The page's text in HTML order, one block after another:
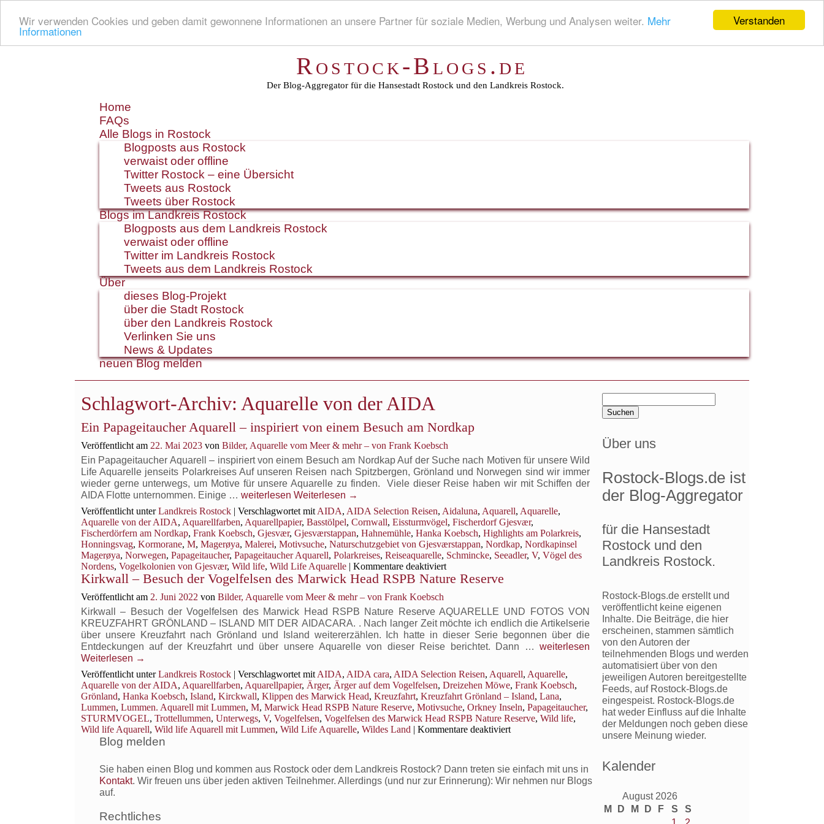
Verstanden
Wir verwenden Cookies und geben damit gewonnene Informationen an unsere Partner für soziale Medien, Werbung und Analysen weiter. Mehr
Informationen
Rostock-Blogs.de
Der Blog-Aggregator für die Hansestadt Rostock und den Landkreis Rostock.
Inhalt
springen
Home
FAQs
Alle Blogs in Rostock
Blogposts aus Rostock
verwaist oder offline
Twitter Rostock – eine Übersicht
Tweets aus Rostock
Tweets über Rostock
Blogs im Landkreis Rostock
Blogposts aus dem Landkreis Rostock
verwaist oder offline
Twitter im Landkreis Rostock
Tweets aus dem Landkreis Rostock
Über
dieses Blog-Projekt
über die Stadt Rostock
über den Landkreis Rostock
Verlinken Sie uns
News & Updates
neuen Blog melden
Schlagwort-Archiv: Aquarelle von der AIDA
Ein Papageitaucher Aquarell – inspiriert von einem Besuch am Nordkap
Veröffentlicht am 22. Mai 2023 von Bilder, Aquarelle vom Meer & mehr – von Frank Koebsch
Ein Papageitaucher Aquarell – inspiriert von einem Besuch am Nordkap Auf der Suche nach Motiven für unsere Wild
Life Aquarelle jenseits Polarkreises Auf unseren Reisen nach Spitzbergen, Grönland und Norwegen sind wir immer
wieder gerne unterwegs, um Motive für unsere Aquarelle zu finden. Viele dieser Reise haben wir mit Schiffen der
AIDA Flotte unternommen. Einige … Ein
Papageitaucher
Aquarell
–
inspiriert
von
einem
Besuch
weiterlesen Weiterlesen →
Veröffentlicht unter Landkreis Rostock | Verschlagwortet mit AIDA, AIDA Selection Reisen, Aidaluna, Aquarell, Aquarelle,
Aquarelle von der AIDA, Aquarellfarben, Aquarellpapier, Basstölpel, Cornwall, Eissturmvögel, Fischerdorf Gjesvær,
Fischerdörfern am Nordkap, Frank Koebsch, Gjesvær, Gjesværstappan, Hahnemühle, Hanka Koebsch, Highlights am Polarkreis,
Honningsvag, Kormorane, M, Magerøya, Malerei, Motivsuche, Naturschutzgebiet von Gjesværstappan, Nordkap, Nordkapinsel
Magerøya, Norwegen, Papageitaucher, Papageitaucher Aquarell, Polarkreises, Reiseaquarelle, Schmincke, Seeadler, V, Vögel des
Nordens, Vogelkolonien von Gjesvær, Wild life, Wild Life Aquarelle | Kommentare deaktiviertfür
Ein
–
inspiriert
von
einem
Nordkap
Kirkwall – Besuch der Vogelfelsen des Marwick Head RSPB Nature Reserve
Veröffentlicht am 2. Juni 2022 von Bilder, Aquarelle vom Meer & mehr – von Frank Koebsch
Kirkwall – Besuch der Vogelfelsen des Marwick Head RSPB Nature Reserve AQUARELLE UND FOTOS VON
KREUZFAHRT GRÖNLAND – ISLAND MIT DER AIDACARA. . Nach langer Zeit möchte ich endlich die Artikelserie
über unsere Kreuzfahrt nach Grönland und Island weitererzählen. Ich hatte in dieser Serie begonnen über die
Entdeckungen auf der Kreuzfahrt und über unsere Aquarelle von dieser Reise berichtet. Dann … Kirkwall
Besuch
der
Vogelfelsen
des
Marwick
weiterlesen
Weiterlesen →
Veröffentlicht unter Landkreis Rostock | Verschlagwortet mit AIDA, AIDA cara, AIDA Selection Reisen, Aquarell, Aquarelle,
Aquarelle von der AIDA, Aquarellfarben, Aquarellpapier, Ärger, Ärger auf dem Vogelfelsen, Dreizehen Möwe, Frank Koebsch,
Grönland, Hanka Koebsch, Island, Kirckwall, Klippen des Marwick Head, Kreuzfahrt, Kreuzfahrt Grönland – Island, Lana,
Lummen, Lummen. Aquarell mit Lummen, M, Marwick Head RSPB Nature Reserve, Motivsuche, Orkney Inseln, Papageitaucher,
STURMVOGEL, Trottellummen, Unterwegs, V, Vogelfelsen, Vogelfelsen des Marwick Head RSPB Nature Reserve, Wild life,
Wild life Aquarell, Wild life Aquarell mit Lummen, Wild Life Aquarelle, Wildes Land | Kommentare deaktiviertfür
der
Vogelfelsen
nach:
Über uns
Rostock-Blogs.de ist
der Blog-Aggregator
für die Hansestadt
Rostock und den
Landkreis Rostock.
Rostock-Blogs.de erstellt und
veröffentlicht keine eigenen
Inhalte. Die Beiträge, die hier
erscheinen, stammen sämtlich
von den Autoren der
teilnehmenden Blogs und werden
automatisiert über von den
jeweiligen Autoren bereitgestellte
Feeds, auf Rostock-Blogs.de
eingespeist. Rostock-Blogs.de
hat weder Einfluss auf die Inhalte
der Meldungen noch geben diese
unsere Meinung wieder.
Kalender
August 2026
M
D M D F S
S
Blog melden
Sie haben einen Blog und kommen aus Rostock oder dem Landkreis Rostock? Dann treten sie einfach mit uns in
Kontakt. Wir freuen uns über jeden aktiven Teilnehmer. Allerdings (und nur zur Erinnerung): Wir nehmen nur Blogs
auf.
Rechtliches